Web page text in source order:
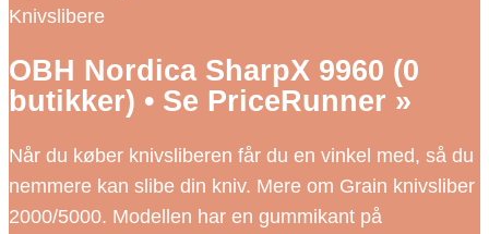
Knivslibere
OBH Nordica SharpX 9960 (0
butikker) • Se PriceRunner »
Når du køber knivsliberen får du en vinkel med, så du
nemmere kan slibe din kniv. Mere om Grain knivsliber
2000/5000. Modellen har en gummikant på